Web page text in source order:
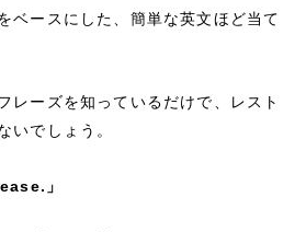
ベースにした、簡単な英文ほど当て
レーズを知っているだけで、レスト
いでしょう。
」